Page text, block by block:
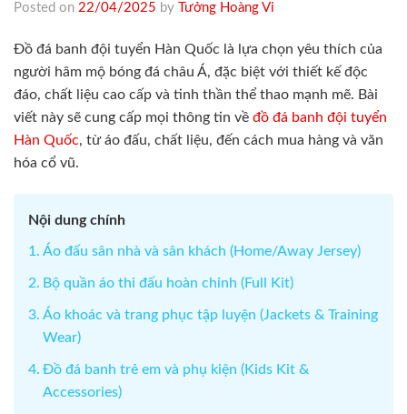
Posted on 22/04/2025 by Tưởng Hoàng Vi
Đồ đá banh đội tuyển Hàn Quốc là lựa chọn yêu thích của
người hâm mộ bóng đá châu Á, đặc biệt với thiết kế độc
đáo, chất liệu cao cấp và tinh thần thể thao mạnh mẽ. Bài
viết này sẽ cung cấp mọi thông tin về đồ đá banh đội tuyển
Hàn Quốc, từ áo đấu, chất liệu, đến cách mua hàng và văn
hóa cổ vũ.
Nội dung chính
Áo đấu sân nhà và sân khách (Home/Away Jersey)
Bộ quần áo thi đấu hoàn chỉnh (Full Kit)
Áo khoác và trang phục tập luyện (Jackets & Training
Wear)
Đồ đá banh trẻ em và phụ kiện (Kids Kit &
Accessories)